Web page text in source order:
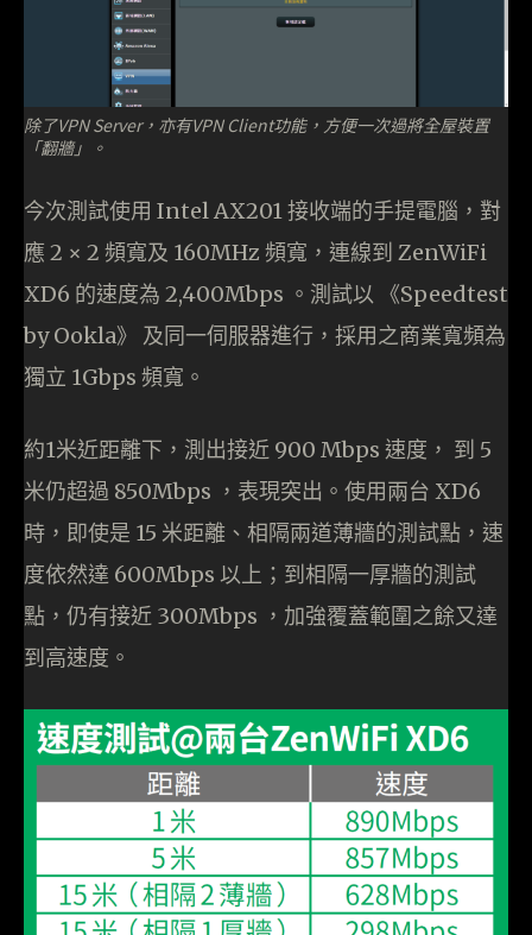
除了VPN Server，亦有VPN Client功能，方便一次過將全屋裝置
「翻牆」。
今次測試使用 Intel AX201 接收端的手提電腦，對
應 2 × 2 頻寬及 160MHz 頻寬，連線到 ZenWiFi
XD6 的速度為 2,400Mbps 。測試以 《Speedtest
by Ookla》 及同一伺服器進行，採用之商業寬頻為
獨立 1Gbps 頻寬。
約1米近距離下，測出接近 900 Mbps 速度， 到 5
米仍超過 850Mbps ，表現突出。使用兩台 XD6
時，即使是 15 米距離、相隔兩道薄牆的測試點，速
度依然達 600Mbps 以上；到相隔一厚牆的測試
點，仍有接近 300Mbps ，加強覆蓋範圍之餘又達
到高速度。